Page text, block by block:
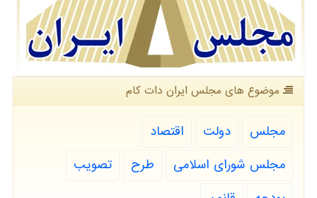
موضوع های مجلس ایران دات كام
مجلس دولت
اقتصاد
مجلس شورای اسلامی
طرح
تصویب